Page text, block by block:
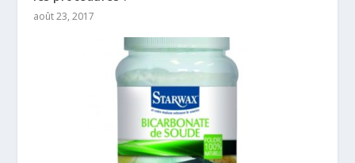
août 23, 2017